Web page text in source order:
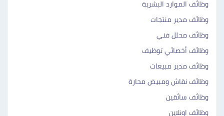
وظائف الموارد البشرية
وظائف مدير منتجات
وظائف محلل فني
وظائف أخصائي توظيف
وظائف مدير مبيعات
وظائف نقاش ومبيض محارة
وظائف سائقين
وظائف اونلاين